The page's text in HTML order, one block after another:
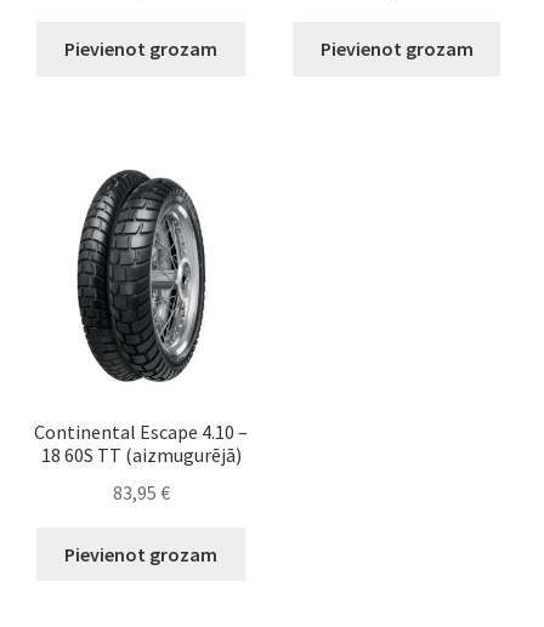
Pievienot grozam Pievienot grozam
Continental Escape 4.10 –
18 60S TT (aizmugurējā)
83,95 €
Pievienot grozam